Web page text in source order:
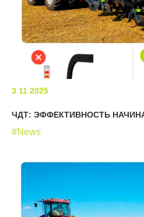
3 11 2025
ЧДТ: ЭФФЕКТИВНОСТЬ
#News